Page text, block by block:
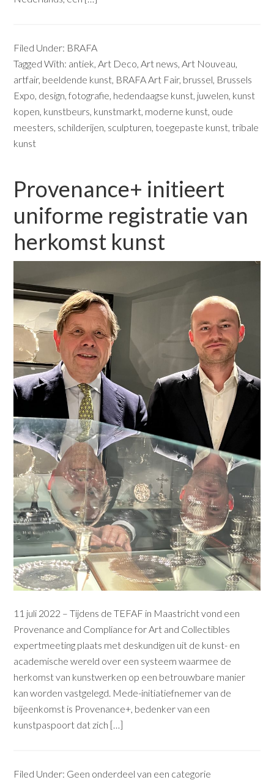
Filed Under: BRAFA
Tagged With: antiek,Art Deco,Art news,Art Nouveau,
artfair, beeldende kunst, BRAFA Art Fair, brussel, Brussels
Expo, design,fotografie, hedendaagse kunst, juwelen, kunst
kopen, kunstbeurs, kunstmarkt, moderne kunst, oude
meesters, schilderijen, sculpturen, toegepaste kunst, tribale
kunst
Provenance+ initieert
uniforme registratie van
herkomst kunst
11 juli 2022 – Tijdens de TEFAF in Maastricht vond een
Provenance and Compliance for Art and Collectibles
expertmeeting plaats met deskundigen uit de kunst- en
academische wereld over een systeem waarmee de
herkomst van kunstwerken op een betrouwbare manier
kan worden vastgelegd. Mede-initiatiefnemer van de
bijeenkomst is Provenance+, bedenker van een
kunstpaspoort dat zich […]
Filed Under: Geen onderdeel van een categorie